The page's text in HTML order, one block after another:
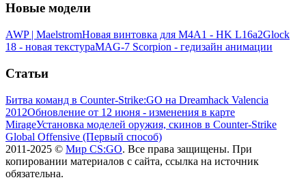
Новые модели
AWP | MaelstromНовая винтовка для M4A1 - HK L16a2Glock
18 - новая текстураMAG-7 Scorpion - гедизайн анимации
Статьи
Битва команд в Counter-Strike:GO на Dreamhack Valencia
2012Обновление от 12 июня - изменения в карте
MirageУстановка моделей оружия, скинов в Counter-Strike
Global Offensive (Первый способ)
2011-2025 © Мир CS:GO. Все права защищены. При
копировании материалов с сайта, ссылка на источник
обязательна.